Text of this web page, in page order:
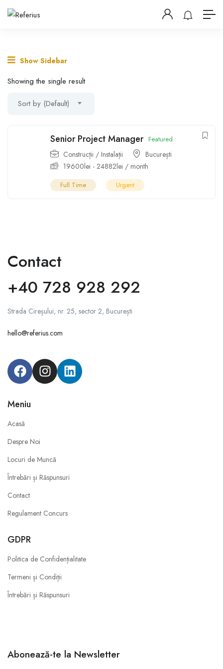
Show Sidebar
Showing the single result
Sort by (Default)
Senior Project Manager Featured
Construcții / Instalații
București
19600lei - 24882lei / month
Full Time Urgent
Contact
+40 728 928 292
Strada Cireșului, nr. 25, sector 2, București
hello@referius.com
Meniu
Acasă
Despre Noi
Locuri de Muncă
Întrebări și Răspunsuri
Contact
Regulament Concurs
GDPR
Politica de Confidențialitate
Termeni și Condiții
Întrebări și Răspunsuri
Abonează-te la Newsletter